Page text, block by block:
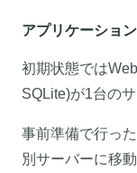
アプリケーショ
初期状態では
SQLite)が1台の
事前準備で行っ
別サーバーに移